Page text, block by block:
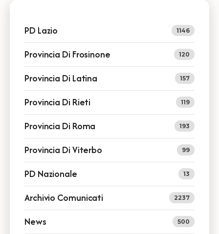
PD Lazio 1146
Provincia Di Frosinone 120
Provincia Di Latina 157
Provincia Di Rieti 119
Provincia Di Roma 193
Provincia Di Viterbo 99
PD Nazionale 13
Archivio Comunicati 2237
News 500